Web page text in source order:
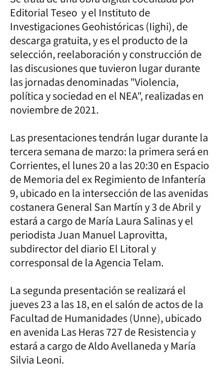
Editorial Teseo y el Instituto de
Investigaciones Geohistóricas (Iighi), de
descarga gratuita, y es el producto de la
selección, reelaboración y construcción de
las discusiones que tuvieron lugar durante
las jornadas denominadas "Violencia,
política y sociedad en el NEA", realizadas en
noviembre de 2021.
Las presentaciones tendrán lugar durante la
tercera semana de marzo: la primera será en
Corrientes, el lunes 20 a las 20:30 en Espacio
de Memoria del ex Regimiento de Infantería
9, ubicado en la intersección de las avenidas
costanera General San Martín y 3 de Abril y
estará a cargo de María Laura Salinas y el
periodista Juan Manuel Laprovitta,
subdirector del diario El Litoral y
corresponsal de la Agencia Telam.
La segunda presentación se realizará el
jueves 23 a las 18, en el salón de actos de la
Facultad de Humanidades (Unne), ubicado
en avenida Las Heras 727 de Resistencia y
estará a cargo de Aldo Avellaneda y María
Silvia Leoni.